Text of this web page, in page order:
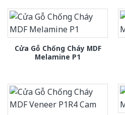
Cửa Gỗ Chống Cháy MDF
Melamine P1